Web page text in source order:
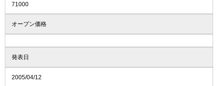
71000
オープン価格
発表日
2005/04/12